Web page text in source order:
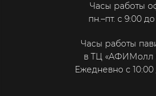
Часы работы
пн.–пт. с 9:00
Часы работы
в ТЦ «АФИМолл
Ежедневно с 10:00